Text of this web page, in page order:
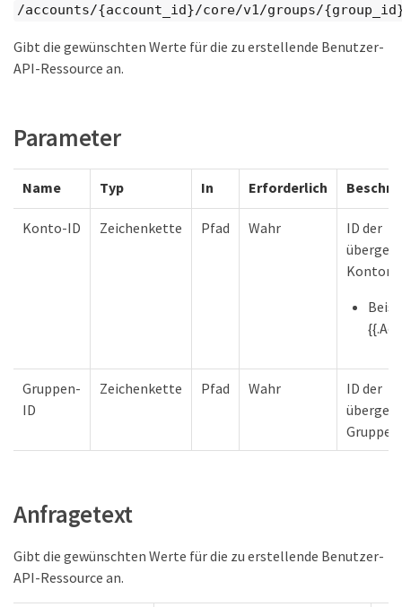
/accounts/{account_id}/core/v1/groups/
Gibt die gewünschten Werte für die zu erstellende Benutzer-
API-Ressource an.
Parameter
Name Typ In Erforderlich
Konto-ID Zeichenkette Pfad Wahr
ID der
Gruppen-
ID
Zeichenkette Pfad Wahr
ID der
Anfragetext
Gibt die gewünschten Werte für die zu erstellende Benutzer-
API-Ressource an.